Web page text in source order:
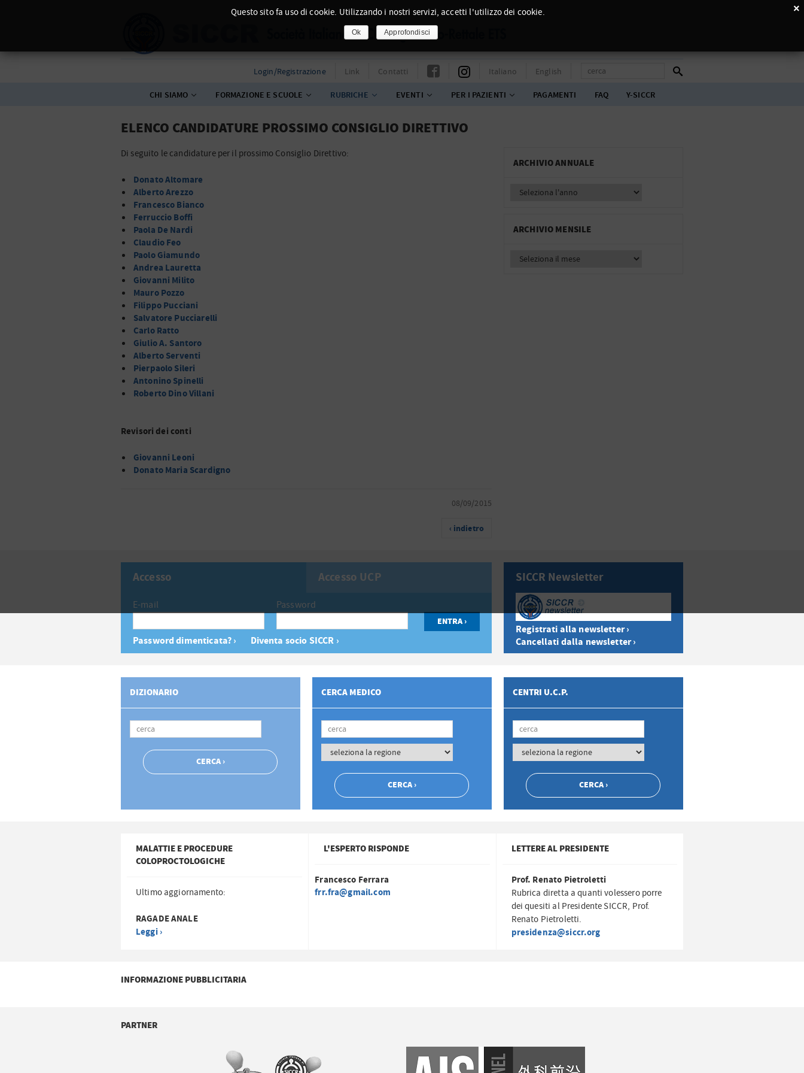
Login/Registrazione Link Contatti Italiano English
CHI SIAMO FORMAZIONE E SCUOLE RUBRICHE EVENTI PER I PAZIENTI PAGAMENTI FAQ Y-SICCR
ELENCO CANDIDATURE PROSSIMO CONSIGLIO DIRETTIVO
Di seguito le candidature per il prossimo Consiglio Direttivo:
Donato Altomare
Alberto Arezzo
Francesco Bianco
Ferruccio Boffi
Paola De Nardi
Claudio Feo
Paolo Giamundo
Andrea Lauretta
Giovanni Milito
Mauro Pozzo
Filippo Pucciani
Salvatore Pucciarelli
Carlo Ratto
Giulio A. Santoro
Alberto Serventi
Pierpaolo Sileri
Antonino Spinelli
Roberto Dino Villani
Revisori dei conti
Giovanni Leoni
Donato Maria Scardigno
08/09/2015
‹ indietro
ARCHIVIO ANNUALE
ARCHIVIO MENSILE
Accesso Accesso UCP
E-mail Password
Password dimenticata? › Diventa socio SICCR ›
SICCR Newsletter
Registrati alla newsletter ›
Cancellati dalla newsletter ›
DIZIONARIO CERCA MEDICO CENTRI U.C.P.
MALATTIE E PROCEDURE
COLOPROCTOLOGICHE
Ultimo aggiornamento:
RAGADE ANALE
Leggi ›
L'ESPERTO RISPONDE
Francesco Ferrara
frr.fra@gmail.com
LETTERE AL PRESIDENTE
Prof. Renato Pietroletti
Rubrica diretta a quanti volessero porre
dei quesiti al Presidente SICCR, Prof.
Renato Pietroletti.
presidenza@siccr.org
INFORMAZIONE PUBBLICITARIA
PARTNER
×
Questo sito fa uso di cookie. Utilizzando i nostri servizi, accetti l'utilizzo dei cookie.
Ok Approfondisci